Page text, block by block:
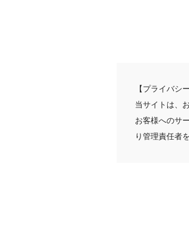
【プライバシ
当サイトは、
お客様へのサ
り管理責任者